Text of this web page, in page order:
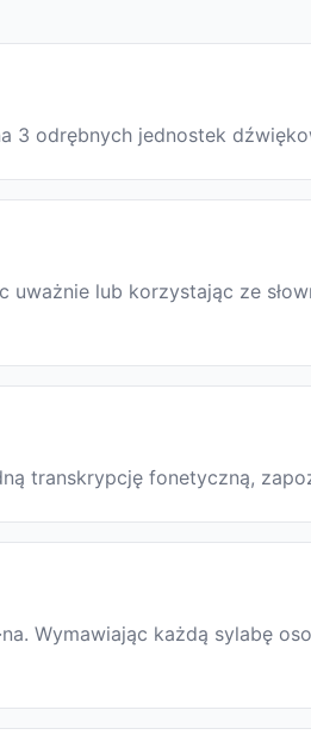
3 odrębnych jednostek
lub korzystając ze
transkrypcję fonetyczną,
Wymawiając każdą sylabę